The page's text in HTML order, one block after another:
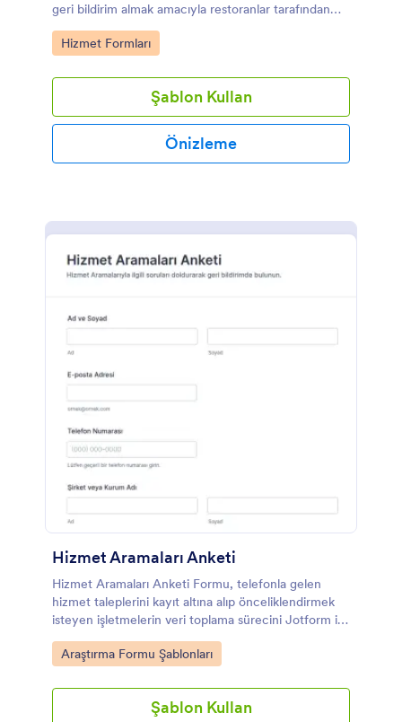
geri bildirim almak amacıyla restoranlar tarafından
kullanılan bir ankettir.
Go to Category:
Hizmet Formları
Şablon Kullan
Önizleme
Hizmet Aramaları Anketi
Hizmet Aramaları Anketi Formu, telefonla gelen
hizmet taleplerini kayıt altına alıp önceliklendirmek
isteyen işletmelerin veri toplama sürecini Jotform ile
tek noktadan yönetmesine yardımcı olur.
Go to Category:
Araştırma Formu Şablonları
Şablon Kullan